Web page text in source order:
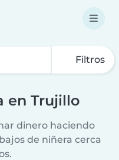
Filtros
en Trujillo
dinero haciendo
de niñera cerca